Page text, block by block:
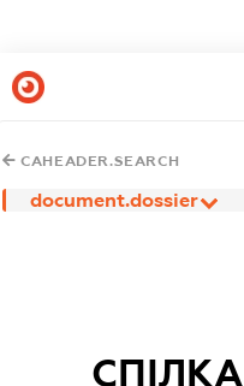
CAHEADER.SEARCH
document.dossier
СПІЛКА